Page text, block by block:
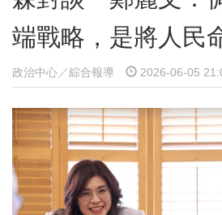
端戰略，是將人民
政治中心／綜合報導 2026-06-05